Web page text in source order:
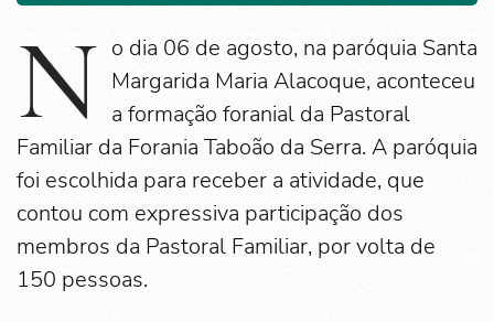
N o dia 06 de agosto, na paróquia Santa
Margarida Maria Alacoque, aconteceu
a formação foranial da Pastoral
Familiar da Forania Taboão da Serra. A paróquia
foi escolhida para receber a atividade, que
contou com expressiva participação dos
membros da Pastoral Familiar, por volta de
150 pessoas.